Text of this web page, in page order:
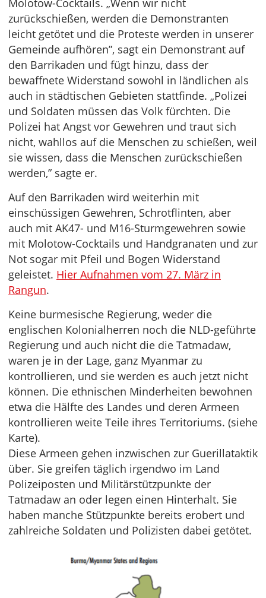
Molotow-Cocktails. „Wenn wir nicht
zurückschießen, werden die Demonstranten
leicht getötet und die Proteste werden in unserer
Gemeinde aufhören”, sagt ein Demonstrant auf
den Barrikaden und fügt hinzu, dass der
bewaffnete Widerstand sowohl in ländlichen als
auch in städtischen Gebieten stattfinde. „Polizei
und Soldaten müssen das Volk fürchten. Die
Polizei hat Angst vor Gewehren und traut sich
nicht, wahllos auf die Menschen zu schießen, weil
sie wissen, dass die Menschen zurückschießen
werden,” sagte er.
Auf den Barrikaden wird weiterhin mit
einschüssigen Gewehren, Schrotflinten, aber
auch mit AK47- und M16-Sturmgewehren sowie
mit Molotow-Cocktails und Handgranaten und zur
Not sogar mit Pfeil und Bogen Widerstand
geleistet. Hier Aufnahmen vom 27. März in
Rangun.
Keine burmesische Regierung, weder die
englischen Kolonialherren noch die NLD-geführte
Regierung und auch nicht die die Tatmadaw,
waren je in der Lage, ganz Myanmar zu
kontrollieren, und sie werden es auch jetzt nicht
können. Die ethnischen Minderheiten bewohnen
etwa die Hälfte des Landes und deren Armeen
kontrollieren weite Teile ihres Territoriums. (siehe
Karte).
Diese Armeen gehen inzwischen zur Guerillataktik
über. Sie greifen täglich irgendwo im Land
Polizeiposten und Militärstützpunkte der
Tatmadaw an oder legen einen Hinterhalt. Sie
haben manche Stützpunkte bereits erobert und
zahlreiche Soldaten und Polizisten dabei getötet.